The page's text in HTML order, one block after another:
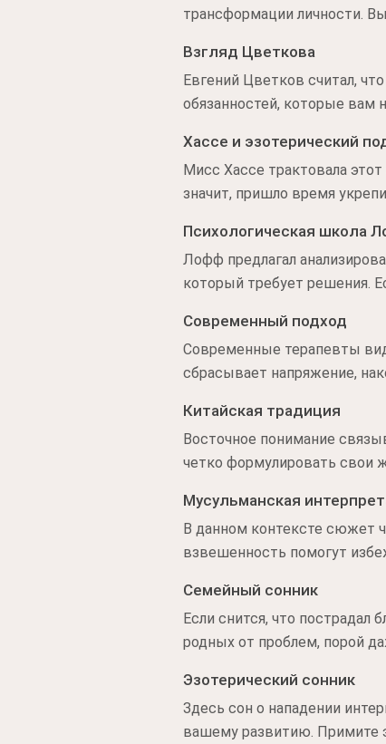
трансформации личности.
Взгляд Цветкова
Евгений Цветков считал,
обязанностей, которые вам
Хассе и эзотерический
Мисс Хассе трактовала
значит, пришло время
Психологическая школа
Лофф предлагал
который требует решения.
Современный подход
Современные терапевты
сбрасывает напряжение,
Китайская традиция
Восточное понимание
четко формулировать свои
Мусульманская
В данном контексте сюжет
взвешенность помогут
Семейный сонник
Если снится, что пострадал
родных от проблем, порой
Эзотерический сонник
Здесь сон о нападении
вашему развитию. Примите